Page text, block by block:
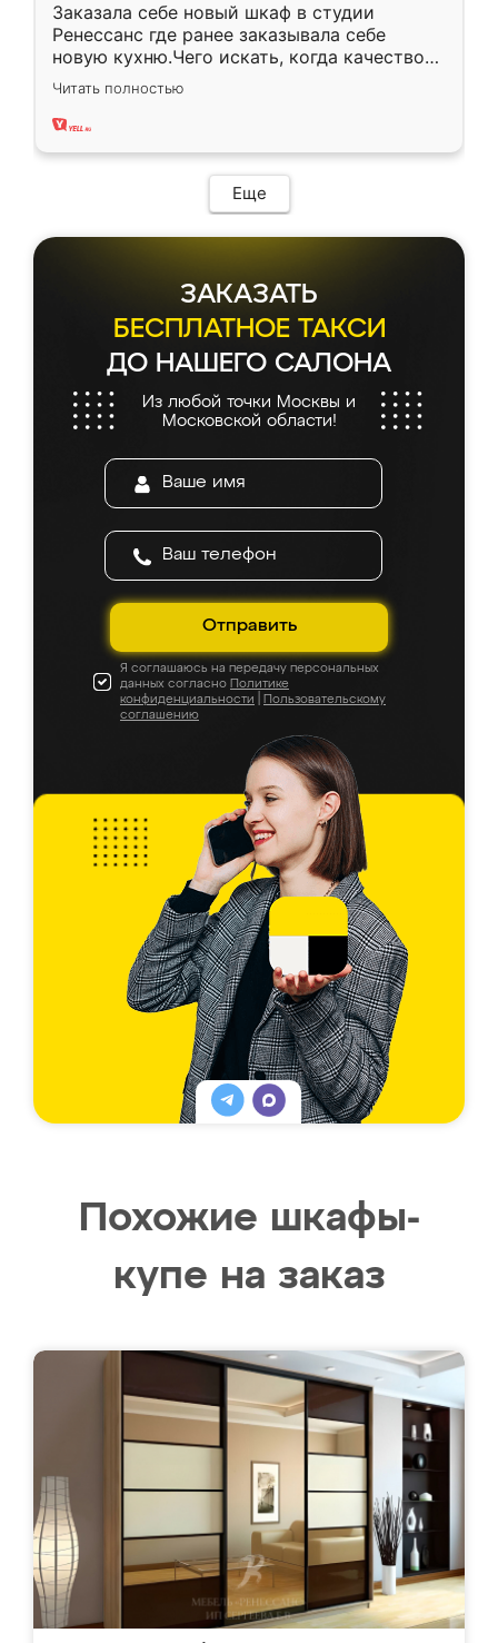
Заказала себе новый шкаф в студии
Ренессанс где ранее заказывала себе
новую кухню.Чего искать, когда качеством
вполне довольна. Служит кухня уже почти
два года, нареканий нет.
Читать полностью
Еще
ЗАКАЗАТЬ
БЕСПЛАТНОЕ ТАКСИ
ДО НАШЕГО САЛОНА
Из любой точки Москвы и
Московской области!
Отправить
Я соглашаюсь на передачу персональных
данных согласно Политике
конфиденциальности
Пользовательскому
соглашению
Похожие шкафы-
купе на заказ